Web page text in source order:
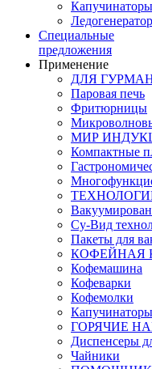
Капучинаторы
Ледогенератор
Специальные
предложения
Применение
ДЛЯ
Паровая печь
Фритюрницы
МИР
Компактные
Су-Вид
Пакеты для
КОФЕЙНАЯ
Кофемашина
Кофеварки
Кофемолки
Капучинаторы
ГОРЯЧИЕ
Диспенсеры
Чайники